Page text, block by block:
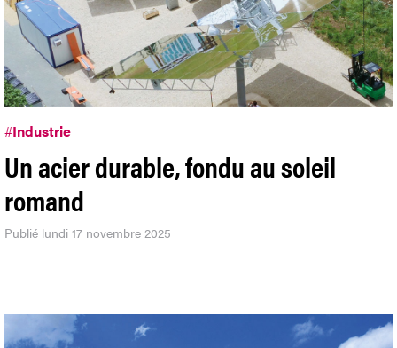
#Industrie
Un acier durable, fondu au soleil
romand
Publié lundi 17 novembre 2025